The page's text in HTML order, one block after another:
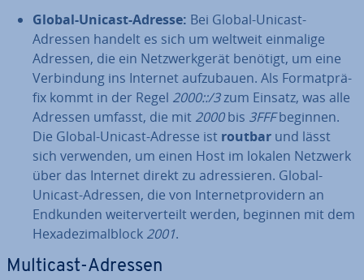
Global-Unicast-Adresse: Bei Global-Unicast-
Adressen handelt es sich um weltweit einmalige
Adressen, die ein Netz­werk­ge­rät benötigt, um eine
Ver­bin­dung ins Internet auf­zu­bau­en. Als For­mat­prä­
fix kommt in der Regel 2000::/3zum Einsatz, was alle
Adressen umfasst, die mit 2000bis 3FFFbeginnen.
Die Global-Unicast-Adresse ist routbar und lässt
sich verwenden, um einen Host im lokalen Netzwerk
über das Internet direkt zu adres­sie­ren. Global-
Unicast-Adressen, die von In­ter­net­pro­vi­dern an
Endkunden wei­ter­ver­teilt werden, beginnen mit dem
He­xa­de­zi­mal­block 2001.
Multicast-Adressen